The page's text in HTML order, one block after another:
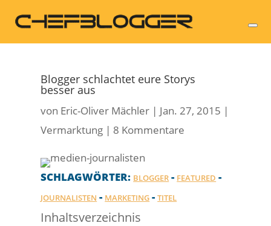
Blogger schlachtet eure Storys
besser aus
von Eric-Oliver Mächler | Jan. 27, 2015 |
Vermarktung | 8 Kommentare
SCHLAGWÖRTER: BLOGGER - FEATURED -
JOURNALISTEN - MARKETING -TITEL
Inhaltsverzeichnis